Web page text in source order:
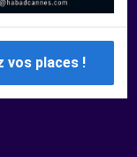
Mercredi 12 Août 2026 - Prenez vos places !